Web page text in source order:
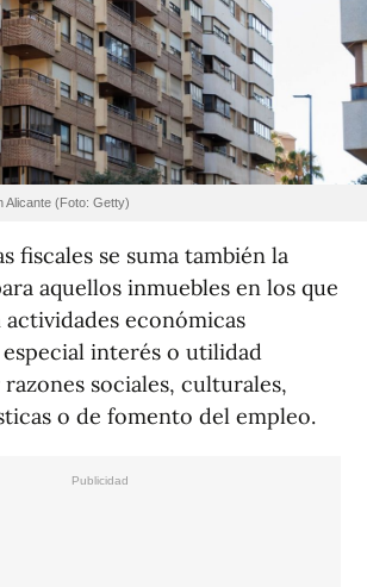
Alicante (Foto: Getty)
fiscales se suma también la
aquellos inmuebles en los que
económicas
interés o utilidad
sociales, culturales,
o de fomento del empleo.